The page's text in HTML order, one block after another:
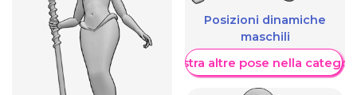
Posizioni dinamiche
maschili
Mostra altre pose nella